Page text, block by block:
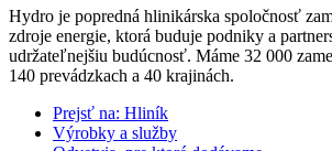
Hydro je popredná hlinikárska spoločnosť
zdroje energie, ktorá buduje podniky a
udržateľnejšiu budúcnosť. Máme 32 000
140 prevádzkach a 40 krajinách.
Prejsť na: Hliník
Výrobky a služby